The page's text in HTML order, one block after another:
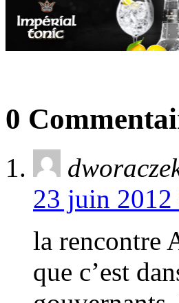
0
23 juin 2012
la rencontre
que c’est